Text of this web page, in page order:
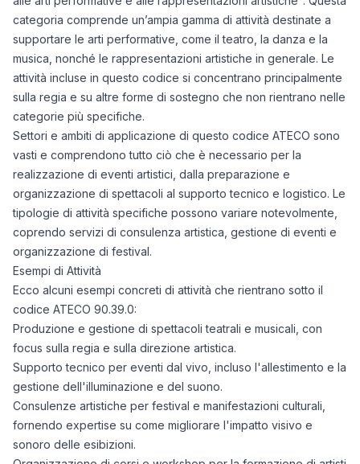
categoria comprende un’ampia gamma di attività destinate a
supportare le arti performative, come il teatro, la danza e la
musica, nonché le rappresentazioni artistiche in generale. Le
attività incluse in questo codice si concentrano principalmente
sulla regia e su altre forme di sostegno che non rientrano nelle
categorie più specifiche.
Settori e ambiti di applicazione di questo codice ATECO sono
vasti e comprendono tutto ciò che è necessario per la
realizzazione di eventi artistici, dalla preparazione e
organizzazione di spettacoli al supporto tecnico e logistico. Le
tipologie di attività specifiche possono variare notevolmente,
coprendo servizi di consulenza artistica, gestione di eventi e
organizzazione di festival.
Esempi di Attività
Ecco alcuni esempi concreti di attività che rientrano sotto il
codice ATECO 90.39.0:
Produzione e gestione di spettacoli teatrali e musicali, con
focus sulla regia e sulla direzione artistica.
Supporto tecnico per eventi dal vivo, incluso l'allestimento e la
gestione dell'illuminazione e del suono.
Consulenze artistiche per festival e manifestazioni culturali,
fornendo expertise su come migliorare l'impatto visivo e
sonoro delle esibizioni.